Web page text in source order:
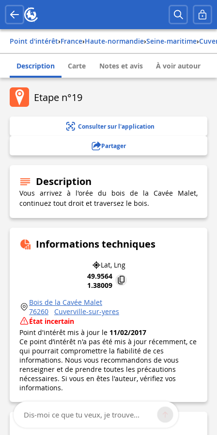
Point d'intérêt› france› haute-normandie› seine-maritime›
Description Carte Notes et avis À voir autour
Etape n°19
Consulter sur l'application
Partager
Description
Vous arrivez à l'orée du bois de la Cavée Malet,
continuez tout droit et traversez le bois.
Informations techniques
Lat, Lng
49.9564
1.38009
Bois de la Cavée Malet
76260
Cuverville-sur-yeres
État incertain
Point d'intérêt mis à jour le 11/02/2017
Ce point d’intérêt n'a pas été mis à jour récemment, ce
qui pourrait compromettre la fiabilité de ces
informations. Nous vous recommandons de vous
renseigner et de prendre toutes les précautions
nécessaires. Si vous en êtes l'auteur, vérifiez vos
informations.
Dis-moi ce que tu veux, je trouve...